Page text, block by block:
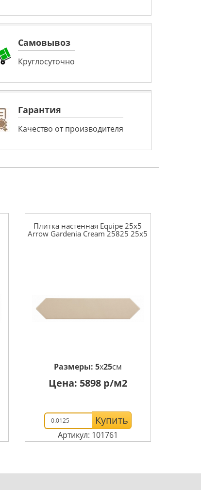
Самовывоз
Круглосуточно
Гарантия
Качество от производителя
Плитка настенная Equipe 25x5
Arrow Gardenia Cream 25825 25x5
Размеры: 5x25см
Цена: 5898р/м2
Купить
Артикул: 101761